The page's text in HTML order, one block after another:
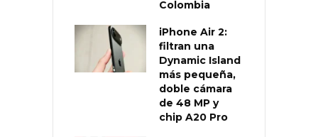
Colombia
iPhone Air 2:
filtran una
Dynamic Island
más pequeña,
doble cámara
de 48 MP y
chip A20 Pro